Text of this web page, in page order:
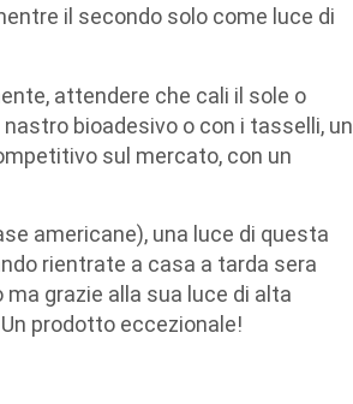
il secondo solo come luce di
attendere che cali il sole o
bioadesivo o con i tasselli, un
sul mercato, con un
americane), una luce di questa
rientrate a casa a tarda sera
grazie alla sua luce di alta
prodotto eccezionale!